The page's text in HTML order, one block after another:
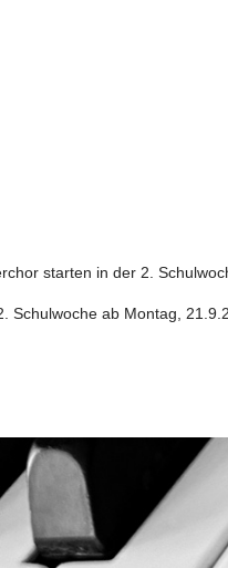
starten in der 2.
Schulwoche ab Montag,